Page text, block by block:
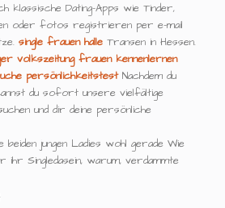
klassische Dating-Apps wie Tinder,
oder fotos registrieren per e-mail
single frauen halle Transen in Hessen.
volkszeitung frauen kennenlernen
persönlichkeitstestNachdem du
du sofort unsere vielfältige
und dir deine persönliche
beiden jungen Ladies wohl gerade Wie
ihr Singledasein, warum, verdammte